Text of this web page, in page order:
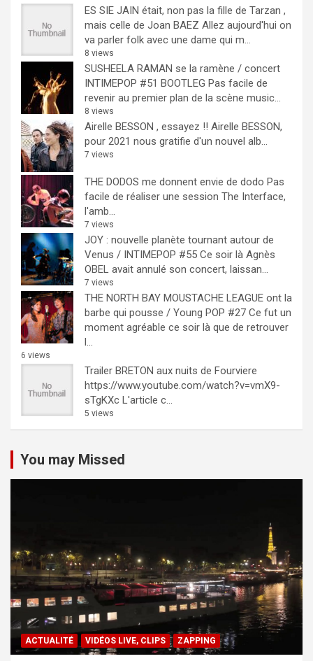
ES SIE JAIN était, non pas la fille de Tarzan ,
mais celle de Joan BAEZ Allez aujourd'hui on
va parler folk avec une dame qui m...
8 views
SUSHEELA RAMAN se la ramène / concert
INTIMEPOP #51 BOOTLEG Pas facile de
revenir au premier plan de la scène music...
8 views
Airelle BESSON , essayez !! Airelle BESSON,
pour 2021 nous gratifie d'un nouvel alb...
7 views
THE DODOS me donnent envie de dodo Pas
facile de réaliser une session The Interface,
l'amb...
7 views
JOY : nouvelle planète tournant autour de
Venus / INTIMEPOP #55 Ce soir là Agnès
OBEL avait annulé son concert, laissan...
7 views
THE NORTH BAY MOUSTACHE LEAGUE ont la
barbe qui pousse / Young POP #27 Ce fut un
moment agréable ce soir là que de retrouver
l...
6 views
Trailer BRETON aux nuits de Fourviere
https://www.youtube.com/watch?v=vmX9-
sTgKXc L'article c...
5 views
You may Missed
ACTUALITÉ VIDÉOS LIVE, CLIPS ZAPPING